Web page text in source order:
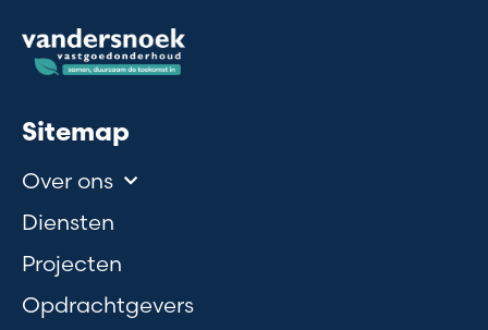
Sitemap
Over ons
Diensten
Projecten
Opdrachtgevers